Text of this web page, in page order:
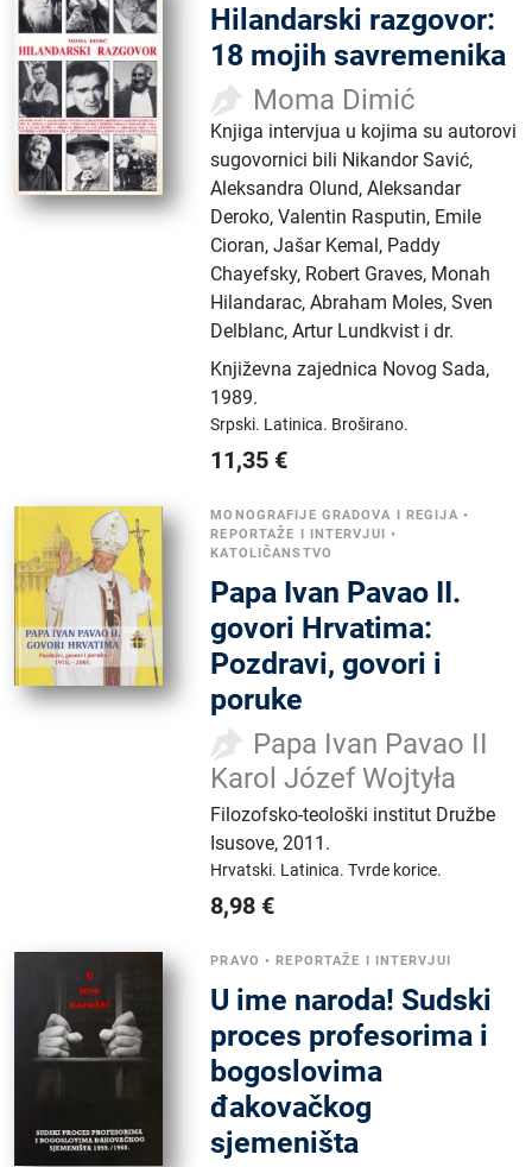
Hilandarski razgovor:
18 mojih savremenika
Moma Dimić
Knjiga intervjua u kojima su autorovi
sugovornici bili Nikandor Savić,
Aleksandra Olund, Aleksandar
Deroko, Valentin Rasputin, Emile
Cioran, Jašar Kemal, Paddy
Chayefsky, Robert Graves, Monah
Hilandarac, Abraham Moles, Sven
Delblanc, Artur Lundkvist i dr.
Književna zajednica Novog Sada,
1989.
Srpski. Latinica. Broširano.
11,35 €
MONOGRAFIJE GRADOVA I REGIJA •
REPORTAŽE I INTERVJUI •
KATOLIČANSTVO
Papa Ivan Pavao II.
govori Hrvatima:
Pozdravi, govori i
poruke
Papa Ivan Pavao II
Karol Józef Wojtyła
Filozofsko-teološki institut Družbe
Isusove,2011.
Hrvatski. Latinica.Tvrde korice.
8,98 €
PRAVO •REPORTAŽE I INTERVJUI
U ime naroda! Sudski
proces profesorima i
bogoslovima
đakovačkog
sjemeništa